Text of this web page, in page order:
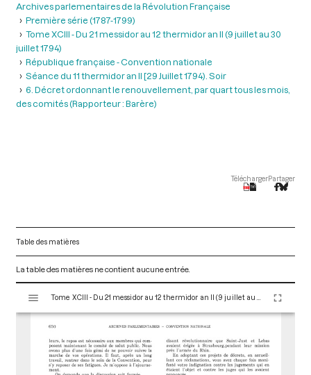
Archives parlementaires de la Révolution Française
Première série (1787-1799)
Tome XCIII - Du 21 messidor au 12 thermidor an II (9 juillet au 30
juillet 1794)
République française - Convention nationale
Séance du 11 thermidor an II [29 Juillet 1794). Soir
6. Décret ordonnant le renouvellement, par quart tous les mois,
des comités (Rapporteur : Barère)
TéléchargerPartager
Table des matières
La table des matières ne contient aucune entrée.
s